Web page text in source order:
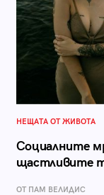
НЕЩАТА ОТ ЖИВОТА
Социалните
щастливите
ОТ ПАМ ВЕЛИДИС